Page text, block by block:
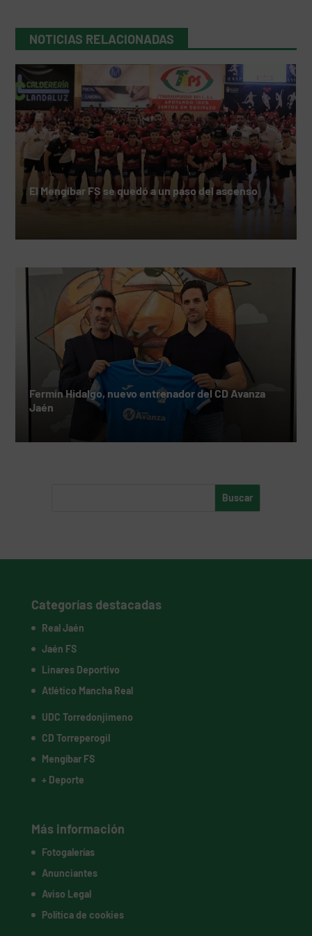
NOTICIAS RELACIONADAS
El Mengíbar FS se quedó a un paso del ascenso
Fermín Hidalgo, nuevo entrenador del CD Avanza
Jaén
Categorías destacadas
Real Jaén
Jaén FS
Linares Deportivo
Atlético Mancha Real
UDC Torredonjimeno
CD Torreperogil
Mengíbar FS
+ Deporte
Más información
Fotogalerías
Anunciantes
Aviso Legal
Política de cookies